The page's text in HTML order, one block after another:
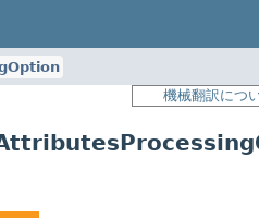
機械翻訳につ